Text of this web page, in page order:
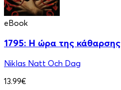
eBook
1795: Η ώρα της κάθαρσης
Niklas Natt Och Dag
13.99€